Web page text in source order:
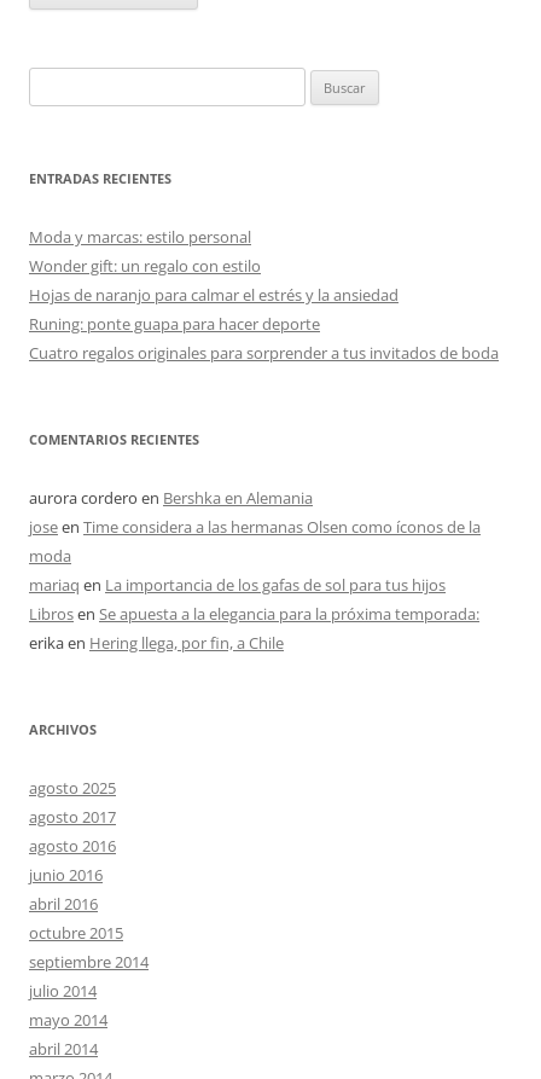
ENTRADAS RECIENTES
Moda y marcas: estilo personal
Wonder gift: un regalo con estilo
Hojas de naranjo para calmar el estrés y la ansiedad
Runing: ponte guapa para hacer deporte
Cuatro regalos originales para sorprender a tus invitados de boda
COMENTARIOS RECIENTES
aurora cordero en Bershka en Alemania
joseen Time considera a las hermanas Olsen como íconos de la
moda
mariaq en La importancia de los gafas de sol para tus hijos
Librosen Se apuesta a la elegancia para la próxima temporada:
erikaen Hering llega, por fin, a Chile
ARCHIVOS
agosto 2025
agosto 2017
agosto 2016
junio 2016
abril 2016
octubre 2015
septiembre 2014
julio 2014
mayo 2014
abril 2014